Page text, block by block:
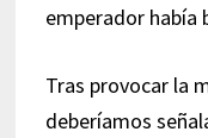
emperador había
Tras provocar la
deberíamos